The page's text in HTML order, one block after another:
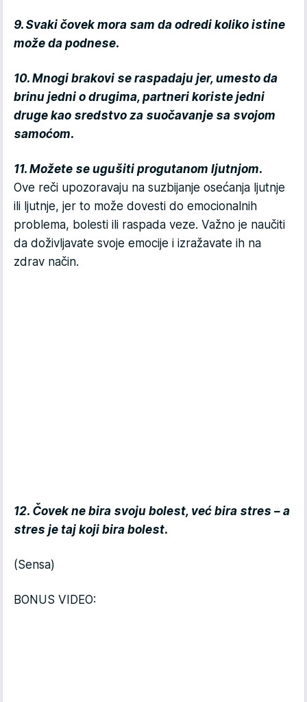
9. Svaki čovek mora sam da odredi koliko istine
može da podnese.
10. Mnogi brakovi se raspadaju jer, umesto da
brinu jedni o drugima, partneri koriste jedni
druge kao sredstvo za suočavanje sa svojom
samoćom.
11. Možete se ugušiti progutanom ljutnjom.
Ove reči upozoravaju na suzbijanje osećanja ljutnje
ili ljutnje, jer to može dovesti do emocionalnih
problema, bolesti ili raspada veze. Važno je naučiti
da doživljavate svoje emocije i izražavate ih na
zdrav način.
12. Čovek ne bira svoju bolest, već bira stres – a
stres je taj koji bira bolest.
(Sensa)
BONUS VIDEO: